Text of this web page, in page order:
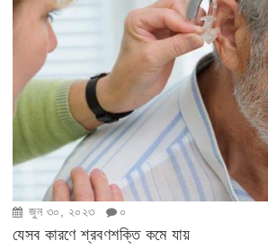
জুন ৩০, ২০২৩ ০
যেসব কারণে শ্রবণশক্তি কমে যায়